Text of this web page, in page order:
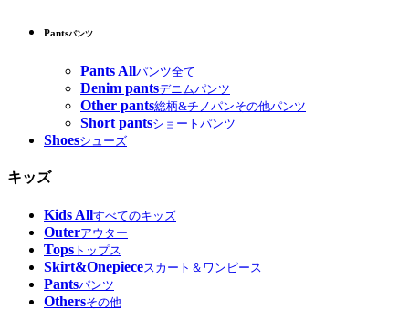
Pantsパンツ
Pants Allパンツ全て
Denim pantsデニムパンツ
Other pants総柄&チノパンその他パンツ
Short pantsショートパンツ
Shoesシューズ
キッズ
Kids Allすべてのキッズ
Outerアウター
Tops トップス
Skirt&Onepieceスカート＆ワンピース
Pantsパンツ
Othersその他